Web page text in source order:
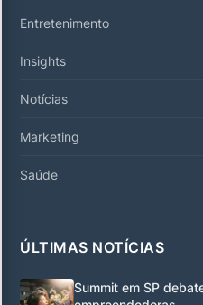
Entretenimento
Insights
Notícias
Marketing
Saúde
ÚLTIMAS NOTÍCIAS
Summit em SP